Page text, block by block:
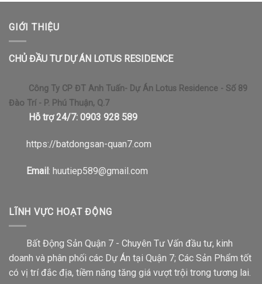
GIỚI THIỆU
CHỦ ĐẦU TƯ DỰ ÁN LOTUS RESIDENCE
Công Ty CP ĐT Anh Tuấn- Dự Án Lotus Residence - Số 89
Đào Trí - P. Phú Thuận, Q.7
Hỗ trợ 24/7: 0903 928 589
https://batdongsan-quan7.com
Email: huutiep589@gmail.com
LĨNH VỰC HOẠT ĐỘNG
Bất Động Sản Quận 7 - Chuyên Tư Vấn đầu tư, kinh
doanh và phân phối các Dự Án tại Quận 7; Các Sản Phẩm tốt
có vị trí đắc địa, tiềm năng tăng giá vượt trội trong tương lai.